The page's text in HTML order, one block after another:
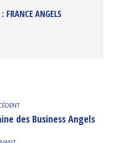
: FRANCE ANGELS
Article
:
des Business Angels